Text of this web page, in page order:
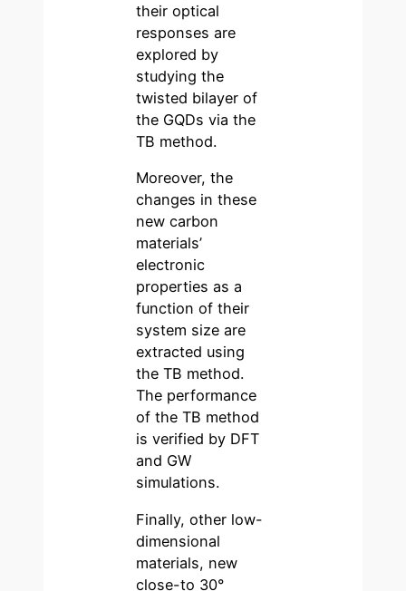
their optical
responses are
explored by
studying the
twisted bilayer of
the GQDs via the
TB method.
Moreover, the
changes in these
new carbon
materials’
electronic
properties as a
function of their
system size are
extracted using
the TB method.
The performance
of the TB method
is verified by DFT
and GW
simulations.
Finally, other low-
dimensional
materials, new
close-to 30°